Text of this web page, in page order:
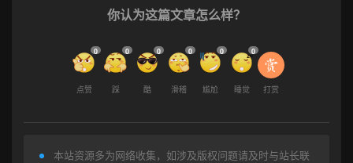
你认为这篇文章怎么样？
0
点赞
0
踩
0
酷
0
滑稽
0
尴尬
0
睡觉 打赏
本站资源多为网络收集，如涉及版权问题请及时与站长联